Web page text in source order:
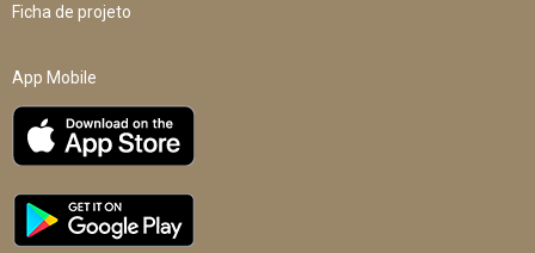
Ficha de projeto
App Mobile